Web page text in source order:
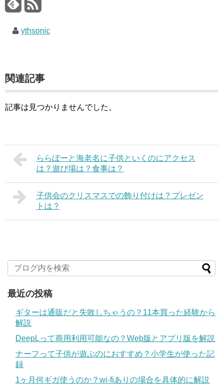
ythsonic
関連記事
記事は見つかりませんでした。
ららぽーと海老名に子供といくのにアクセス
は？遊び場は？食事は？
子供会のクリスマスでの飾り付けは？プレゼン
トは？
最近の投稿
ギターは通販だと失敗しちゃうの？11本買った経験から
解説
DeepLって商用利用可能なの？Web版とアプリ版を解説
ナーフって子供が遊ぶのにおすすめ？小学生が使った記
録
1ヶ月何ギガ使うのか？wi-fiありの場合を具体的に解説